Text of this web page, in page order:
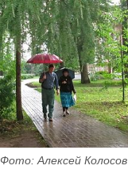
Фото: Алексей Колосов